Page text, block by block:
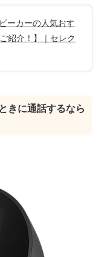
ーカーの人気おす
紹介！】｜セレク
きに通話するなら